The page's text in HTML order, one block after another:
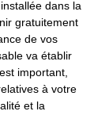
dans la
gratuitement
de vos
va établir
important,
à votre
et la